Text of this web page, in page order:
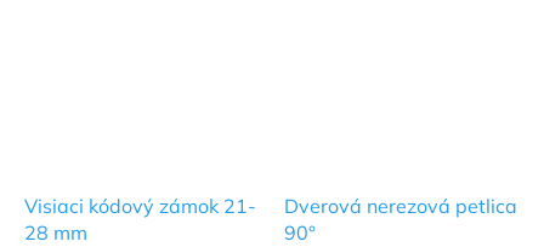
Visiaci kódový zámok 21-
28 mm
Dverová nerezová petlica
90°